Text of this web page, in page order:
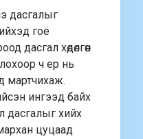
дасгалыг
гоё
дасгал хөдөлгөөн
ч ер нь
мартчихаж.
ингээд байх
дасгалыг хийх
цуцаад